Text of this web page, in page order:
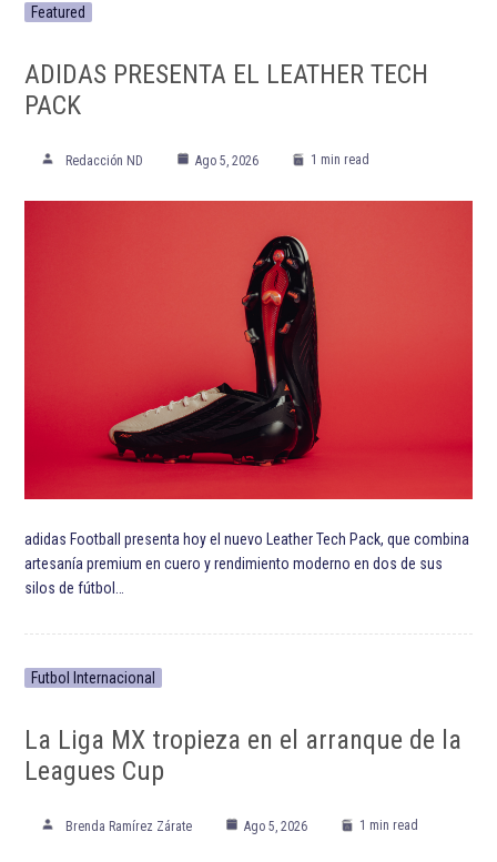
Featured
ADIDAS PRESENTA EL LEATHER TECH
PACK
Redacción ND Ago 5, 2026 1 min read
adidas Football presenta hoy el nuevo Leather Tech Pack, que combina
artesanía premium en cuero y rendimiento moderno en dos de sus
silos de fútbol…
Futbol Internacional
La Liga MX tropieza en el arranque de la
Leagues Cup
Brenda Ramírez Zárate Ago 5, 2026 1 min read